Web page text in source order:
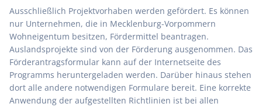
Ausschließlich Projektvorhaben werden gefördert. Es können
nur Unternehmen, die in Mecklenburg-Vorpommern
Wohneigentum besitzen, Fördermittel beantragen.
Auslandsprojekte sind von der Förderung ausgenommen. Das
Förderantragsformular kann auf der Internetseite des
Programms heruntergeladen werden. Darüber hinaus stehen
dort alle andere notwendigen Formulare bereit. Eine korrekte
Anwendung der aufgestellten Richtlinien ist bei allen